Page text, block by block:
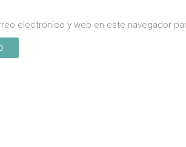
electrónico y web en este navegador